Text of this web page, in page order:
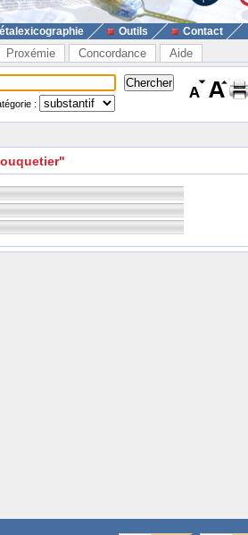
Outils Contact
Proxémie Concordance Aide
: